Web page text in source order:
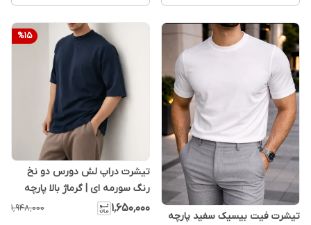
تیشرت فیت بیسیک سفید پارچه
%15
تیشرت دراپ لش دورس دو نخ
رنگ سورمه ای | گرماژ بالا پارچه
پنبه پنبه ماکان
۱٬۶۵۰٬۰۰۰ ۱٬۹۴۸٬۰۰۰